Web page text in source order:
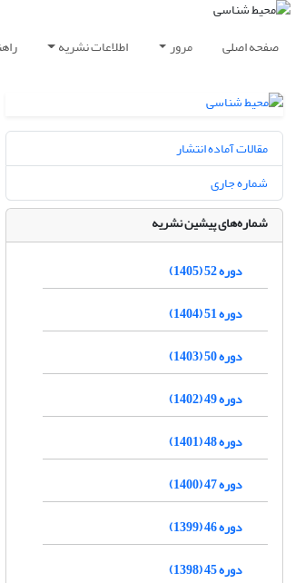
صفحه اصلی مرور اطلاعات نشریه
مقالات آماده انتشار
شماره جاری
شماره‌های پیشین نشریه
دوره 52 (1405)
دوره 51 (1404)
دوره 50 (1403)
دوره 49 (1402)
دوره 48 (1401)
دوره 47 (1400)
دوره 46 (1399)
دوره 45 (1398)